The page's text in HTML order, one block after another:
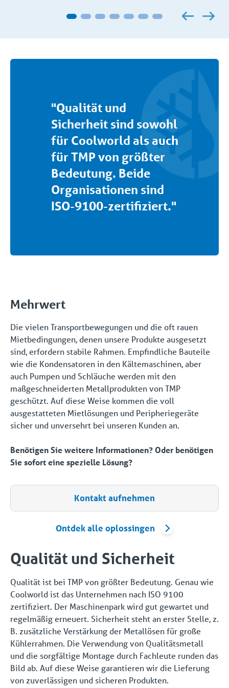
"Qualität und
Sicherheit sind sowohl
für Coolworld als auch
für TMP von größter
Bedeutung. Beide
Organisationen sind
ISO-9100-zertifiziert."
Mehrwert
Die vielen Transportbewegungen und die oft rauen
Mietbedingungen, denen unsere Produkte ausgesetzt
sind, erfordern stabile Rahmen. Empfindliche Bauteile
wie die Kondensatoren in den Kältemaschinen, aber
auch Pumpen und Schläuche werden mit den
maßgeschneiderten Metallprodukten von TMP
geschützt. Auf diese Weise kommen die voll
ausgestatteten Mietlösungen und Peripheriegeräte
sicher und unversehrt bei unseren Kunden an.
Benötigen Sie weitere Informationen? Oder benötigen
Sie sofort eine spezielle Lösung?
Kontakt aufnehmen
Ontdek alle oplossingen
Qualität und Sicherheit
Qualität ist bei TMP von größter Bedeutung. Genau wie
Coolworld ist das Unternehmen nach ISO 9100
zertifiziert. Der Maschinenpark wird gut gewartet und
regelmäßig erneuert. Sicherheit steht an erster Stelle, z.
B. zusätzliche Verstärkung der Metallösen für große
Kühlerrahmen. Die Verwendung von Qualitätsmetall
und die sorgfältige Montage durch Fachleute runden das
Bild ab. Auf diese Weise garantieren wir die Lieferung
von zuverlässigen und sicheren Produkten.